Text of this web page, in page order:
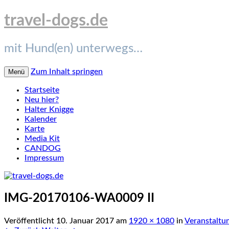
travel-dogs.de
mit Hund(en) unterwegs…
Menü Zum Inhalt springen
Startseite
Neu hier?
Halter Knigge
Kalender
Karte
Media Kit
CANDOG
Impressum
IMG-20170106-WA0009 II
Veröffentlicht 10. Januar 2017 am 1920 × 1080 in